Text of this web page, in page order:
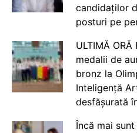
candidaților
posturi pe
ULTIMĂ
medalii de
bronz la
Inteligență
desfășurată
Încă mai